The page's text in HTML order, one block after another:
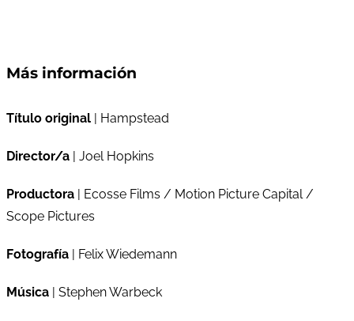
Más información
Título original | Hampstead
Director/a | Joel Hopkins
Productora | Ecosse Films / Motion Picture Capital /
Scope Pictures
Fotografía | Felix Wiedemann
Música | Stephen Warbeck